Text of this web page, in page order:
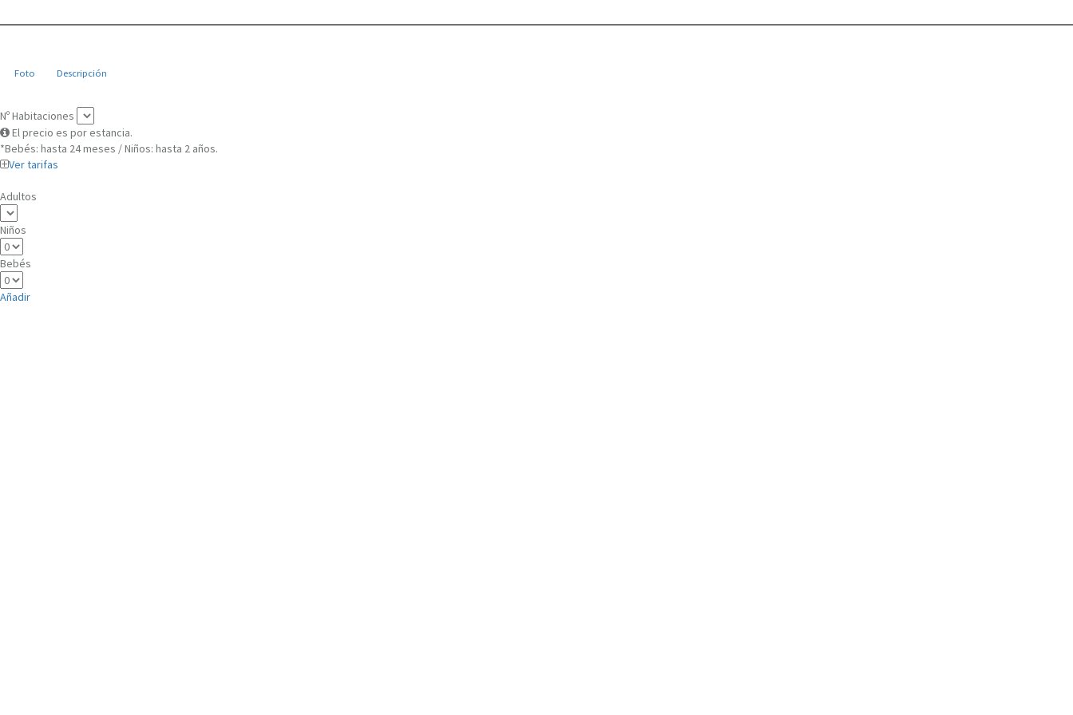
Foto Descripción
Nº Habitaciones
El precio es por estancia.
*Bebés: hasta 24 meses / Niños: hasta 2 años.
Ver tarifas
Adultos
Niños
Bebés
Añadir